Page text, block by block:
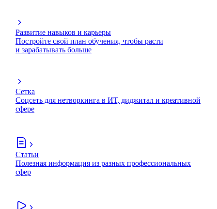
Развитие навыков и карьеры
Постройте свой план обучения, чтобы расти
и зарабатывать больше
Сетка
Соцсеть для нетворкинга в ИТ, диджитал и креативной
сфере
Статьи
Полезная информация из разных профессиональных
сфер